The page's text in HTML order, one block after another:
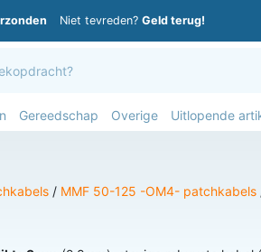
Niet tevreden? Geld terug!
Gereedschap Overige Uitlopende
/ MMF 50-125 -OM4- patchkabels